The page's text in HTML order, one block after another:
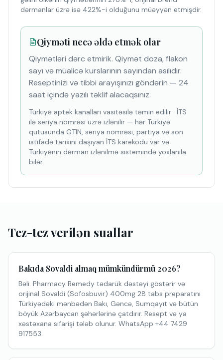
dərmanlar üzrə isə 422%-i olduğunu müəyyən etmişdir.
Qiyməti necə əldə etmək olar
Qiymətləri dərc etmirik. Qiymət doza, flakon
sayı və müalicə kurslarının sayından asılıdır.
Reseptinizi və tibbi arayışınızı göndərin — 24
saat içində yazılı təklif alacaqsınız.
Türkiyə aptek kanalları vasitəsilə təmin edilir · İTS
ilə seriya nömrəsi üzrə izlənilir — hər Türkiyə
qutusunda GTIN, seriya nömrəsi, partiya və son
istifadə tarixini daşıyan İTS karekodu var və
Türkiyənin dərman izlənilmə sistemində yoxlanıla
bilər.
Tez-tez verilən suallar
Bakıda Sovaldi almaq mümkündürmü 2026?
Bəli. Pharmacy Remedy tədarük dəstəyi göstərir və
orijinal Sovaldi (Sofosbuvir) 400mg 28 tabs preparatını
Türkiyədəki mənbədən Bakı, Gəncə, Sumqayıt və bütün
böyük Azərbaycan şəhərlərinə çatdırır. Resept və ya
xəstəxana sifarişi tələb olunur. WhatsApp +44 7429
917553.